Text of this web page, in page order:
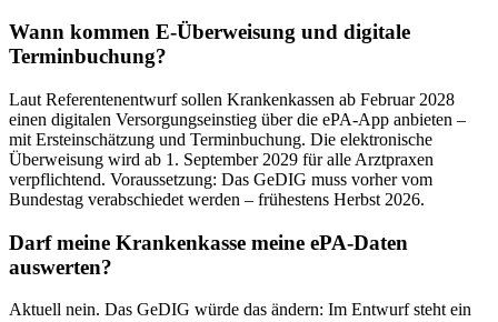
Wann kommen E-Überweisung und digitale
Terminbuchung?
Laut Referentenentwurf sollen Krankenkassen ab Februar 2028
einen digitalen Versorgungseinstieg über die ePA-App anbieten –
mit Ersteinschätzung und Terminbuchung. Die elektronische
Überweisung wird ab 1. September 2029 für alle Arztpraxen
verpflichtend. Voraussetzung: Das GeDIG muss vorher vom
Bundestag verabschiedet werden – frühestens Herbst 2026.
Darf meine Krankenkasse meine ePA-Daten
auswerten?
Aktuell nein. Das GeDIG würde das ändern: Im Entwurf steht ein